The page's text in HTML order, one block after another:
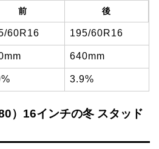
前 後
60R16 195/60R16
640mm
3.9%
）16インチの冬 スタッド